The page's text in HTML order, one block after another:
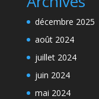
décembre 2025
août 2024
juillet 2024
juin 2024
mai 2024